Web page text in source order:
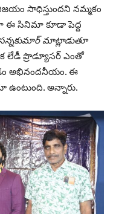
సాధిస్తుందని నమ్మకం
ఈ సినిమా కూడా పెద్ద
మాట్లాడుతూ
ప్రొడ్యూసర్ ఎంతో
అభినందనీయం. ఈ
అన్నారు.